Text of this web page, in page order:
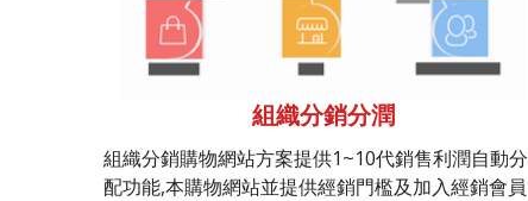
組織分銷分潤
組織分銷購物網站方案提供1~10代銷售利潤自動分
配功能,本購物網站並提供經銷門檻及加入經銷會員